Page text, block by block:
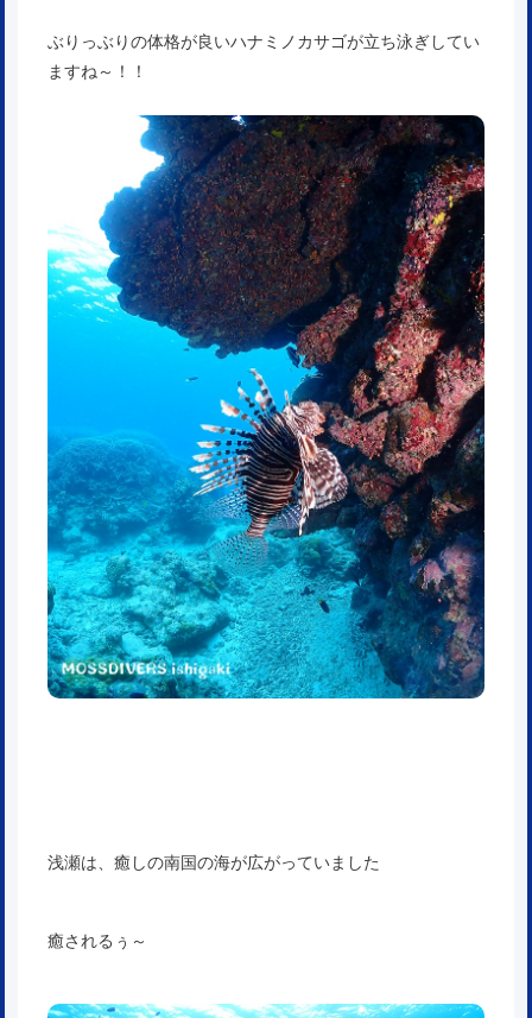
ぶりっぶりの体格が良いハナミノカサゴが立ち泳ぎしてい
ますね～！！
浅瀬は、癒しの南国の海が広がっていました
癒されるぅ～